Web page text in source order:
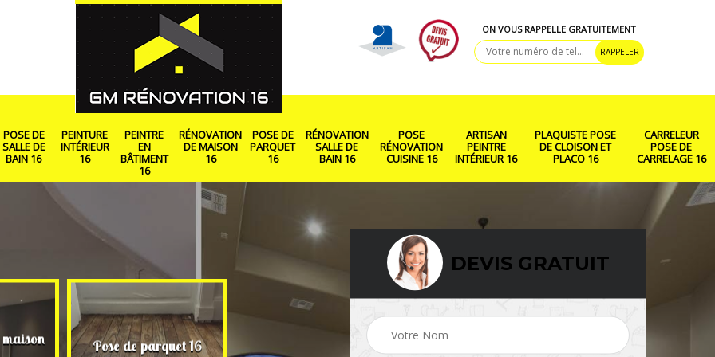
ON VOUS RAPPELLE GRATUITEMENT
POSE DE
SALLE DE
BAIN 16
PEINTURE
INTÉRIEUR
16
PEINTRE
EN
BÂTIMENT
16
RÉNOVATION
DE MAISON
16
POSE DE
PARQUET
16
RÉNOVATION
SALLE DE
BAIN 16
POSE
RÉNOVATION
CUISINE 16
ARTISAN
PEINTRE
INTÉRIEUR 16
PLAQUISTE POSE
DE CLOISON ET
PLACO 16
CARRELEUR
POSE DE
CARRELAGE 16
Pose de parquet 16 Rénovation salle de
bain 16
Pose rénovation
cuisine 16
Artisan peintre
intérieur 16
DEVIS GRATUIT